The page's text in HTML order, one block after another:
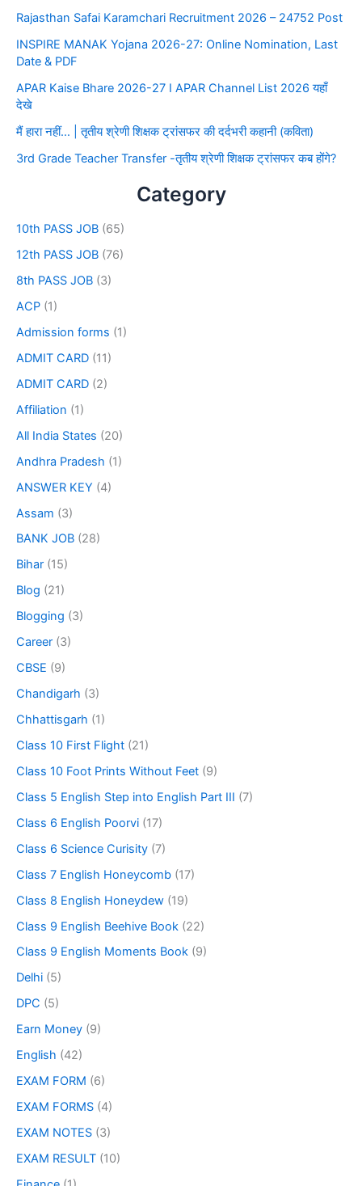
Rajasthan Safai Karamchari Recruitment 2026 – 24752 Post
INSPIRE MANAK Yojana 2026-27: Online Nomination, Last
Date & PDF
APAR Kaise Bhare 2026-27 I APAR Channel List 2026 यहाँ
देखे
मैं हारा नहीं… | तृतीय श्रेणी शिक्षक ट्रांसफर की दर्दभरी कहानी (कविता)
3rd Grade Teacher Transfer -तृतीय श्रेणी शिक्षक ट्रांसफर कब होंगे?
Category
10th PASS JOB (65)
12th PASS JOB (76)
8th PASS JOB (3)
ACP (1)
Admission forms (1)
ADMIT CARD (11)
ADMIT CARD (2)
Affiliation (1)
All India States (20)
Andhra Pradesh (1)
ANSWER KEY (4)
Assam (3)
BANK JOB (28)
Bihar (15)
Blog (21)
Blogging (3)
Career (3)
CBSE (9)
Chandigarh (3)
Chhattisgarh (1)
Class 10 First Flight (21)
Class 10 Foot Prints Without Feet (9)
Class 5 English Step into English Part III (7)
Class 6 English Poorvi (17)
Class 6 Science Curisity (7)
Class 7 English Honeycomb (17)
Class 8 English Honeydew (19)
Class 9 English Beehive Book (22)
Class 9 English Moments Book (9)
Delhi (5)
DPC (5)
Earn Money (9)
English (42)
EXAM FORM (6)
EXAM FORMS (4)
EXAM NOTES (3)
EXAM RESULT (10)